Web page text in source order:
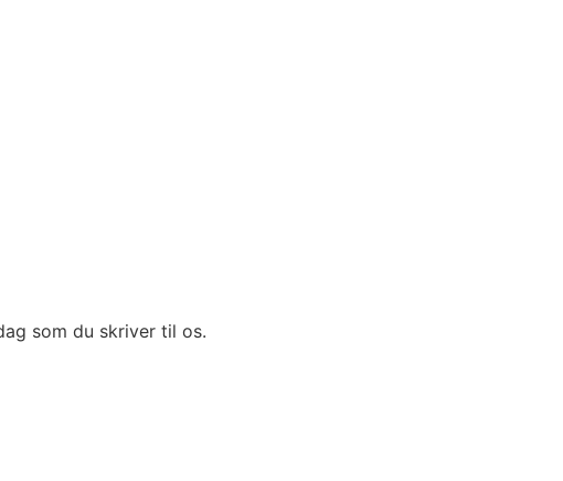
som du skriver til os.